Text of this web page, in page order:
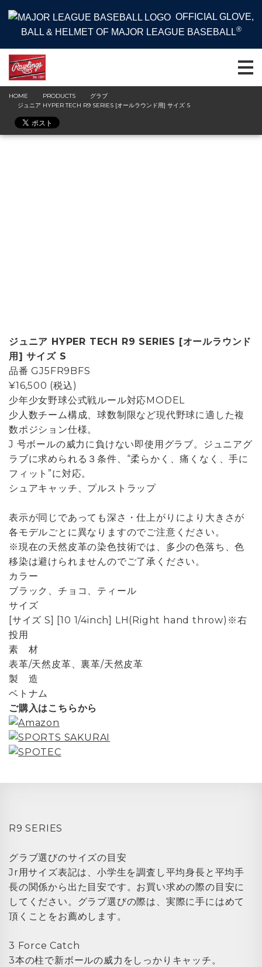
OFFICIAL GLOVE,
BALL & HELMET OF MAJOR LEAGUE BASEBALL®
HOME PRODUCTS
グラブ
ジュニア HYPER TECH R9 SERIES [オールラウンド用] サイズ S
ジュニア HYPER TECH R9 SERIES [オールラウンド
用] サイズ S
品番 GJ5FR9BFS
¥16,500 (税込)
少年少女野球公式戦ルール対応MODEL
少人数チーム構成、球数制限など現代野球に適した複
数ポジション仕様。
J 号ボールの威力に負けない即使用グラブ。ジュニアグ
ラブに求められる３条件、“柔らかく、痛くなく、手に
フィット”に対応。
シュアキャッチ、プルストラップ
表示が同じであっても深さ・仕上がりにより大きさが
各モデルごとに異なりますのでご注意ください。
※現在の天然皮革の染色技術では、多少の色落ち、色
移染は避けられませんのでご了承ください。
カラー
ブラック、チョコ、ティール
サイズ
[サイズ S] [10 1/4inch] LH(Right hand throw)※右
投用
素 材
表革/天然皮革、裏革/天然皮革
製 造
ベトナム
ご購入はこちらから
R9 SERIES
グラブ選びのサイズの目安
Jr用サイズ表記は、小学生を調査し平均身長と平均手
長の関係から出た目安です。お買い求めの際の目安に
してください。グラブ選びの際は、実際に手にはめて
頂くことをお薦めします。
3 Force Catch
3本の柱で新ボールの威力をしっかりキャッチ。